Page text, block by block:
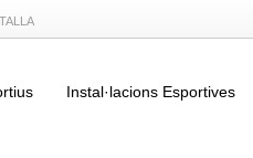
Instal·lacions Esportives